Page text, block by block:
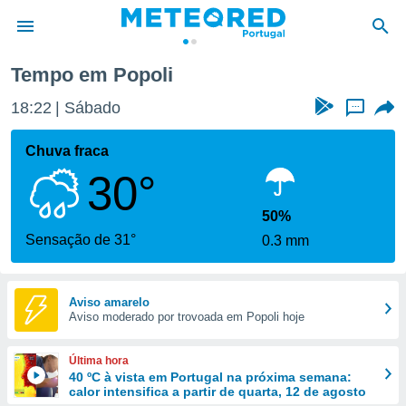
da
foi
fornecidas
a este
das
e
forma
digital
Tempo em Popoli
18:22 Sábado ...
Chuva fraca
30°
Sensação de 31°
50%
0.3 mm
Aviso amarelo
Aviso moderado por trovoada em Popoli hoje
Última hora
40 ºC à vista em Portugal na próxima semana:
calor intensifica a partir de quarta, 12 de agosto